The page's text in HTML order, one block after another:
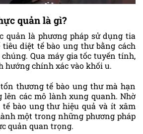
quản là gì?
quản là phương pháp sử dụng tia
diệt tế bào ung thư bằng cách
Qua máy gia tốc tuyến tính,
hướng chính xác vào khối u.
thương tế bào ung thư mà hạn
lên các mô lành xung quanh. Nhờ
bào ung thư hiệu quả và ít xâm
một trong những phương pháp
quản quan trọng.